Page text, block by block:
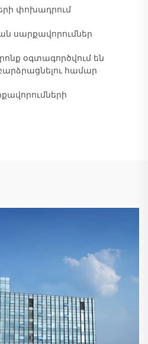
փոխադրում
սարքավորումներ
օգտագործվում են
համար